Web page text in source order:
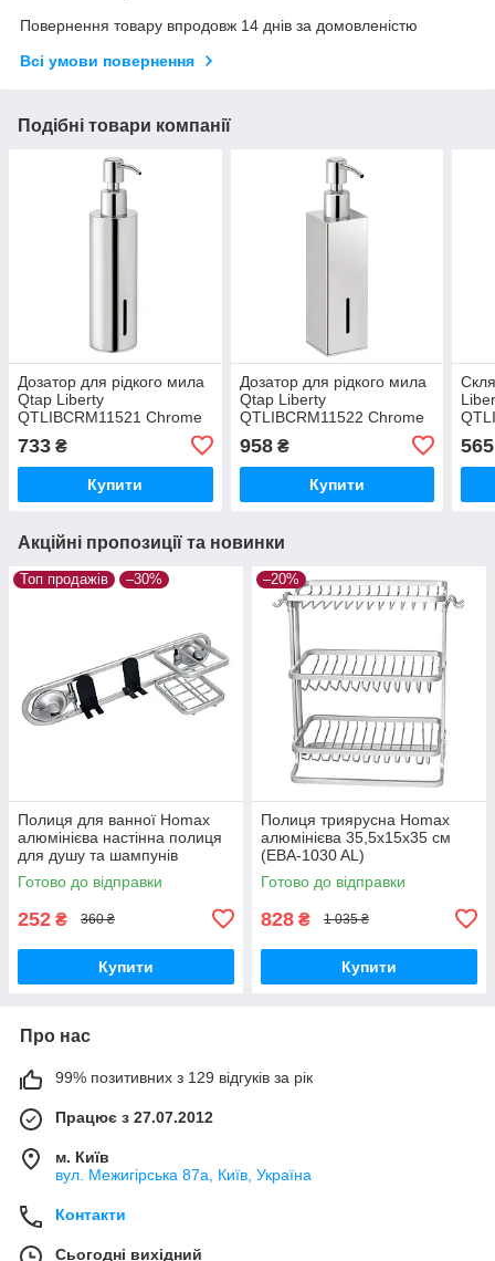
Повернення товару впродовж 14 днів за домовленістю
Всі умови повернення
Подібні товари компанії
Дозатор для рідкого мила
Qtap Liberty
QTLIBCRM11521 Chrome
733 ₴
Купити
Дозатор для рідкого мила
Qtap Liberty
QTLIBCRM11522 Chrome
958₴
Купити
565
Акційні пропозиції та новинки
Топ продажів –30%
Полиця для ванної Homax
алюмінієва настінна полиця
для душу та шампунів
органайзер у ванну (EBA-
3178 AL)
Готово до відправки
252 ₴ 360 ₴
Купити
–20%
Полиця триярусна Homax
алюмінієва 35,5x15x35 см
(EBA-1030 AL)
Готово до відправки
828 ₴ 1 035 ₴
Купити
Про нас
99% позитивних з 129 відгуків за рік
Працює з 27.07.2012
м. Київ
вул. Межигірська 87а, Київ, Україна
Контакти
Сьогодні вихідний